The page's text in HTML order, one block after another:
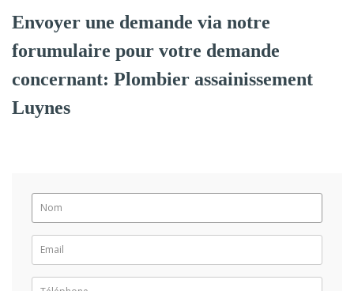
Envoyer une demande via notre
forumulaire pour votre demande
concernant: Plombier assainissement
Luynes